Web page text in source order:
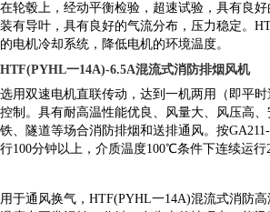
在轮毂上，经动平衡检验，超速试验，具有良
装有导叶，具有良好的气流分布，压力稳定。
的电机冷却系统，降低电机的环境温度。
HTF(PYHL一14A)-6.5A混流式消防排烟风机
选用双速电机直联传动，达到一机两用（即平
控制。具有耐高温性能优良、风量大、风压高
铁、隧道等场合消防排烟和送排通风。按
行100分钟以上，介质温度100℃条件下连续运
用于通风换气，HTF(PYHL一14A)混流式消防